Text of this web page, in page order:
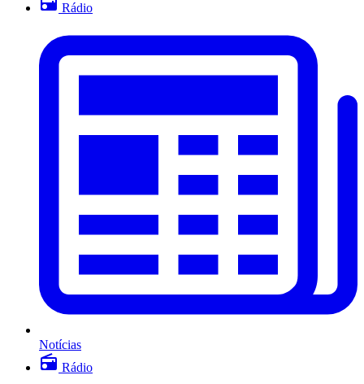
Rádio
Notícias
Rádio